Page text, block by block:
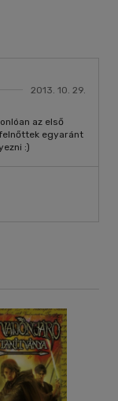
2013. 10. 29.
az első
egyaránt
:)